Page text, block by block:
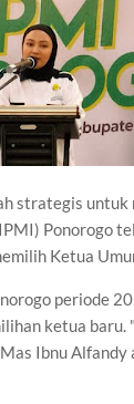
strategis
Ponorogo
Ketua
periode
ketua
Ibnu Alfandy